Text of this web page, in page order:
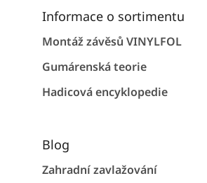
Informace o sortimentu
Montáž závěsů VINYLFOL
Gumárenská teorie
Hadicová encyklopedie
Blog
Zahradní zavlažování